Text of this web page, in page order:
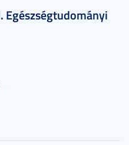
Egészségtudományi